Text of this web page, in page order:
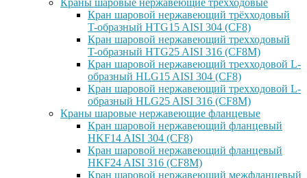
Краны шаровые нержавеющие трёхходовые
Кран шаровой нержавеющий трёхходовый
T-образный HTG15 AISI 304 (CF8)
Кран шаровой нержавеющий трехходовый
T-образный HTG25 AISI 316 (CF8M)
Кран шаровой нержавеющий трехходовой L-
образный HLG15 AISI 304 (CF8)
Кран шаровой нержавеющий трехходовой L-
образный HLG25 AISI 316 (CF8M)
Краны шаровые нержавеющие фланцевые
Кран шаровой нержавеющий фланцевый
HKF14 AISI 304 (CF8)
Кран шаровой нержавеющий фланцевый
HKF24 AISI 316 (CF8M)
Кран шаровой нержавеющий межфланцевый